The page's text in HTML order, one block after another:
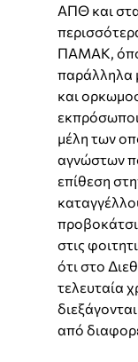
ΑΠΘ και
ΠΑΜΑΚ,
παράλληλα
και
μέλη των
αγνώστων
επίθεση
στις
ότι στο
τελευταία
από